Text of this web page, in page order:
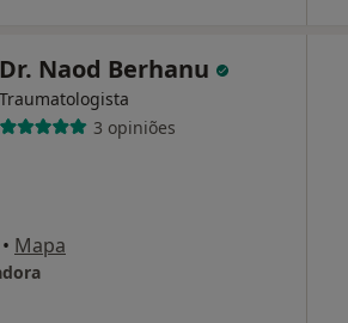
Dr. Naod Berhanu
Traumatologista
3 opiniões
• Mapa